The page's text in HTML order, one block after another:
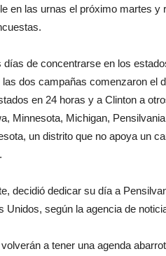
en las urnas el próximo martes
días de concentrarse en los
dos campañas comenzaron el
en 24 horas y a Clinton a
Minnesota, Michigan,
un distrito que no apoya un
decidió dedicar su día a
Unidos, según la agencia de
a tener una agenda